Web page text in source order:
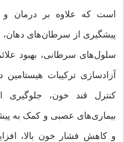
است که علاوه بر درمان و
پیشگیری از سرطان‌های دهان،
سلول‌های سرطانی، بهبود
آزادسازی ترکیبات
کنترل قند خون، جلوگیری
بیماری‌های عصبی و کمک به
و کاهش فشار خون بالا،